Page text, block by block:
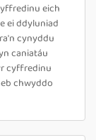
eich
ei ddyluniad
cynyddu
caniatáu
cyffredinu
chwyddo